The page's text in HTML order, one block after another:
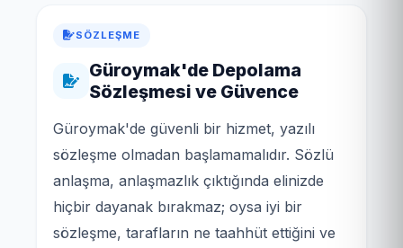
SÖZLEŞME
Güroymak'de Depolama
Sözleşmesi ve Güvence
Güroymak'de güvenli bir hizmet, yazılı
sözleşme olmadan başlamamalıdır. Sözlü
anlaşma, anlaşmazlık çıktığında elinizde
hiçbir dayanak bırakmaz; oysa iyi bir
sözleşme, tarafların ne taahhüt ettiğini ve